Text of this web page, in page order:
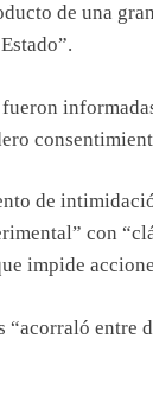
de una
de
con
impide
entre